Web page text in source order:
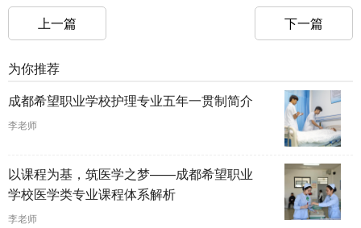
上一篇 下一篇
为你推荐
成都希望职业学校护理专业五年一贯制简介
李老师
以课程为基，筑医学之梦——成都希望职业
学校医学类专业课程体系解析
李老师